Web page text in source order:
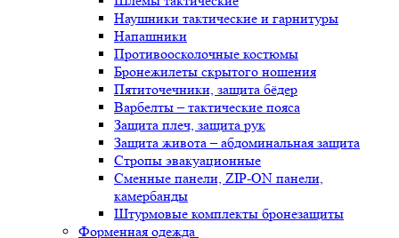
Наушники тактические и гарнитуры
Напашники
Противоосколочные костюмы
Бронежилеты скрытого ношения
Пятиточечники, защита бёдер
Варбелты – тактические пояса
Защита плеч, защита рук
Защита живота – абдоминальная защита
Стропы эвакуационные
Сменные панели, ZIP-ON панели,
камербанды
Штурмовые комплекты бронезащиты
Форменная одежда